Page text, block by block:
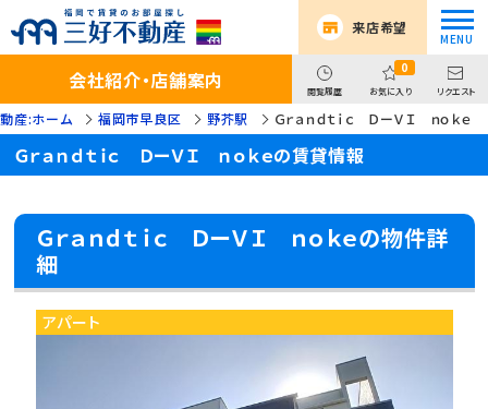
来店希望
会社紹介・店舗案内 閲覧履歴
0
お気に入り リクエスト
産:ホーム 福岡市早良区 野芥駅 Ｇｒａｎｄｔｉｃ ＤーＶＩ ｎｏｋｅ
Ｇｒａｎｄｔｉｃ ＤーＶＩ ｎｏｋｅの賃貸情報
Ｇｒａｎｄｔｉｃ ＤーＶＩ ｎｏｋｅの物件詳
細
アパート